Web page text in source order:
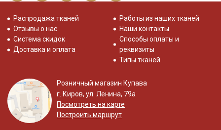
Распродажа тканей
Отзывы о нас
Система скидок
Доставка и оплата
Работы из наших тканей
Наши контакты
Способы оплаты и
реквизиты
Типы тканей
Розничный магазин Купава
г. Киров, ул. Ленина, 79а
Посмотреть на карте
Построить маршрут